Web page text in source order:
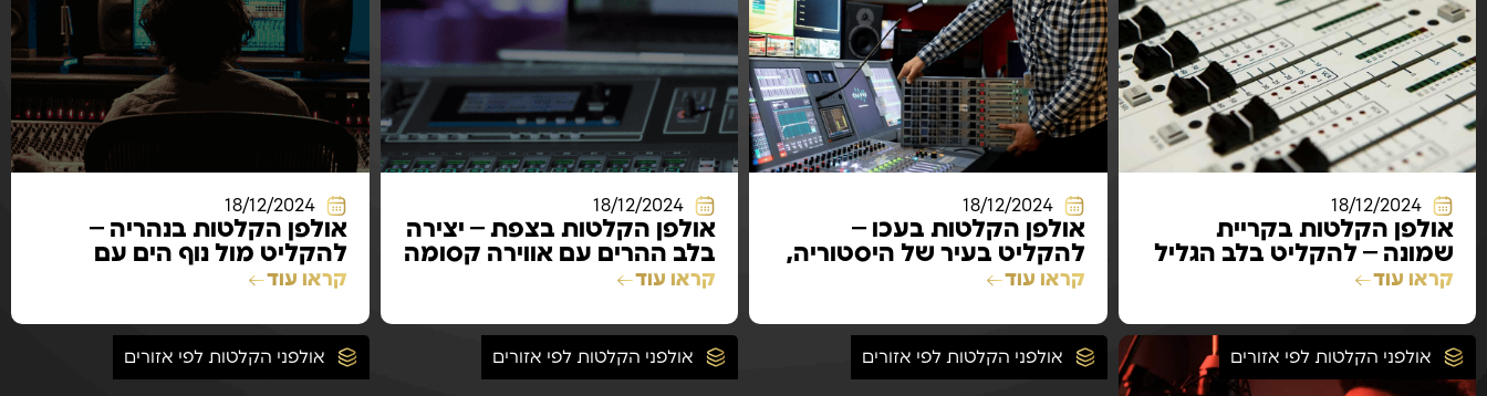
18/12/2024
אולפן הקלטות בקריית
שמונה – להקליט בלב הגליל
עם נוף להרים
קראו עוד
18/12/2024
אולפן הקלטות בעכו –
להקליט בעיר של היסטוריה,
ים והשראה
קראו עוד
18/12/2024
אולפן הקלטות בצפת – יצירה
בלב ההרים עם אווירה קסומה
קראו עוד
18/12/2024
אולפן הקלטות בנהריה –
להקליט מול נוף הים עם
איכות ללא פשרות
קראו עוד
אולפני הקלטות לפי אזורים אולפני הקלטות לפי אזורים אולפני הקלטות לפי אזורים אולפני הקלטות לפי אזורים